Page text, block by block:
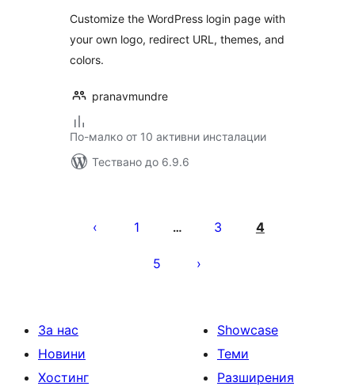
Customize the WordPress login page with
your own logo, redirect URL, themes, and
colors.
pranavmundre
По-малко от 10 активни инсталации
Тествано до 6.9.6
1 … 3 4
5
За нас
Новини
Хостинг
Showcase
Теми
Разширения